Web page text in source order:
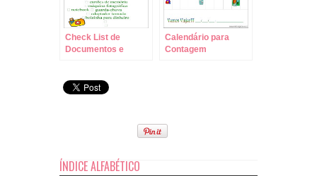
Check List de
Documentos e
Calendário para
Contagem
ÍNDICE ALFABÉTICO